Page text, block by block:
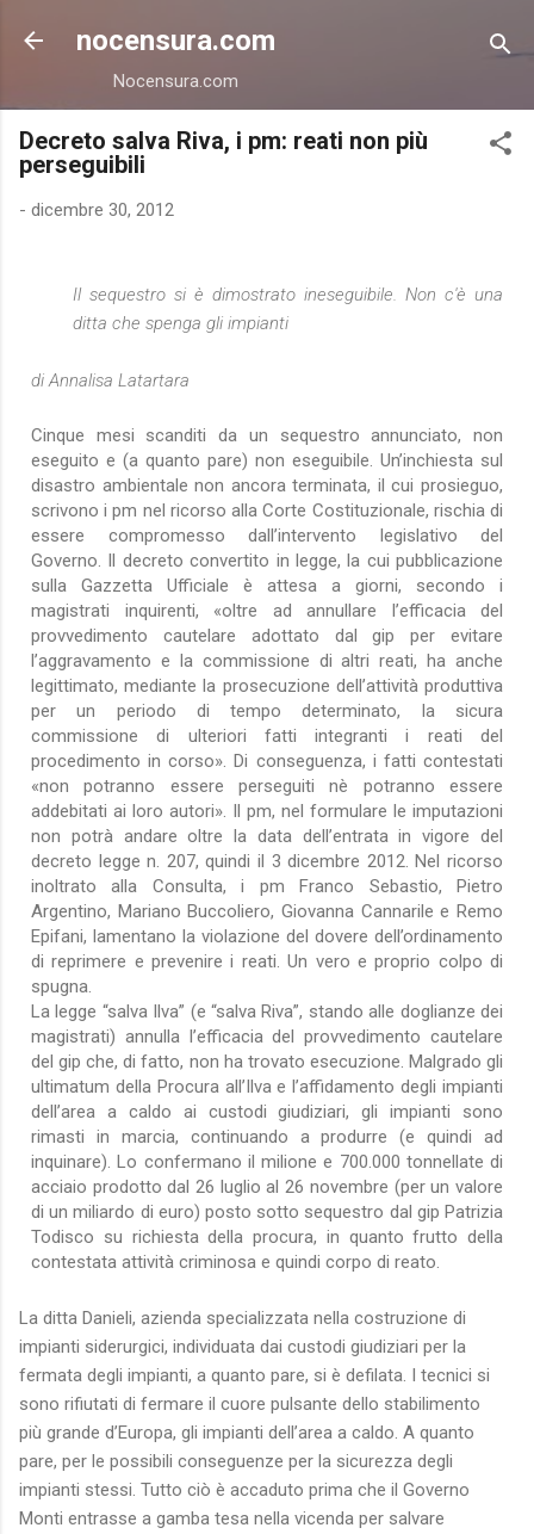
Passa ai contenuti principali
nocensura.com
Nocensura.com
Decreto salva Riva, i pm: reati non più
perseguibili
- dicembre 30, 2012
Il sequestro si è dimostrato ineseguibile. Non c'è una
ditta che spenga gli impianti
di Annalisa Latartara
Cinque mesi scanditi da un sequestro annunciato, non
eseguito e (a quanto pare) non eseguibile. Un’inchiesta sul
disastro ambientale non ancora terminata, il cui prosieguo,
scrivono i pm nel ricorso alla Corte Costituzionale, rischia di
essere compromesso dall’intervento legislativo del
Governo. Il decreto convertito in legge, la cui pubblicazione
sulla Gazzetta Ufficiale è attesa a giorni, secondo i
magistrati inquirenti, «oltre ad annullare l’efficacia del
provvedimento cautelare adottato dal gip per evitare
l’aggravamento e la commissione di altri reati, ha anche
legittimato, mediante la prosecuzione dell’attività produttiva
per un periodo di tempo determinato, la sicura
commissione di ulteriori fatti integranti i reati del
procedimento in corso». Di conseguenza, i fatti contestati
«non potranno essere perseguiti nè potranno essere
addebitati ai loro autori». Il pm, nel formulare le imputazioni
non potrà andare oltre la data dell’entrata in vigore del
decreto legge n. 207, quindi il 3 dicembre 2012. Nel ricorso
inoltrato alla Consulta, i pm Franco Sebastio, Pietro
Argentino, Mariano Buccoliero, Giovanna Cannarile e Remo
Epifani, lamentano la violazione del dovere dell’ordinamento
di reprimere e prevenire i reati. Un vero e proprio colpo di
spugna.
La legge “salva Ilva” (e “salva Riva”, stando alle doglianze dei
magistrati) annulla l’efficacia del provvedimento cautelare
del gip che, di fatto, non ha trovato esecuzione. Malgrado gli
ultimatum della Procura all’Ilva e l’affidamento degli impianti
dell’area a caldo ai custodi giudiziari, gli impianti sono
rimasti in marcia, continuando a produrre (e quindi ad
inquinare). Lo confermano il milione e 700.000 tonnellate di
acciaio prodotto dal 26 luglio al 26 novembre (per un valore
di un miliardo di euro) posto sotto sequestro dal gip Patrizia
Todisco su richiesta della procura, in quanto frutto della
contestata attività criminosa e quindi corpo di reato.
La ditta Danieli, azienda specializzata nella costruzione di
impianti siderurgici, individuata dai custodi giudiziari per la
fermata degli impianti, a quanto pare, si è defilata. I tecnici si
sono rifiutati di fermare il cuore pulsante dello stabilimento
più grande d’Europa, gli impianti dell’area a caldo. A quanto
pare, per le possibili conseguenze per la sicurezza degli
impianti stessi. Tutto ciò è accaduto prima che il Governo
Monti entrasse a gamba tesa nella vicenda per salvare